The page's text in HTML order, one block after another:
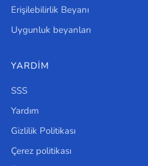
Erişilebilirlik Beyanı
Uygunluk beyanları
YARDIM
SSS
Yardım
Gizlilik Politikası
Çerez politikası